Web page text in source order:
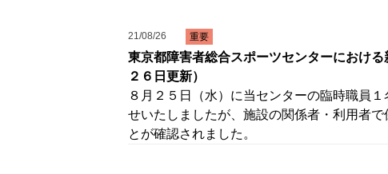
21/08/26 重要
東京都障害者総合スポーツセンターにおけ
２６日更新）
８月２５日（水）に当センターの臨時職員
せいたしましたが、施設の関係者・利用者
とが確認されました。